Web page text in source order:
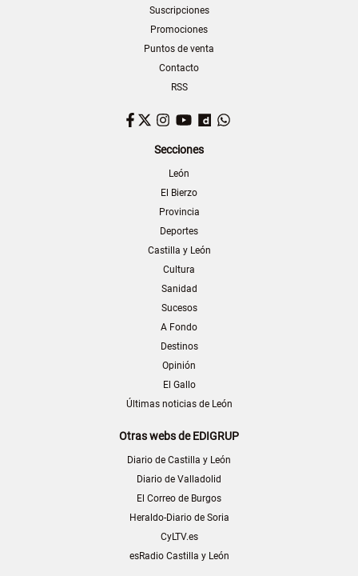
Suscripciones
Promociones
Puntos de venta
Contacto
RSS
Facebook
TwitterInstagram
YouTubeDailymotion
Secciones
León
El Bierzo
Provincia
Deportes
Castilla y León
Cultura
Sanidad
Sucesos
A Fondo
Destinos
Opinión
El Gallo
Últimas noticias de León
Otras webs de EDIGRUP
Diario de Castilla y León
Diario de Valladolid
El Correo de Burgos
Heraldo-Diario de Soria
CyLTV.es
esRadio Castilla y León